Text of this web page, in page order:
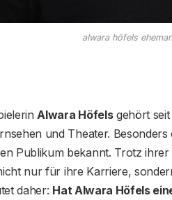
alwara höfels
Alwara Höfelsgehört seit
und Theater.
Publikum bekannt. Trotz
nur für ihre Karriere,
daher: Hat Alwara Höfels